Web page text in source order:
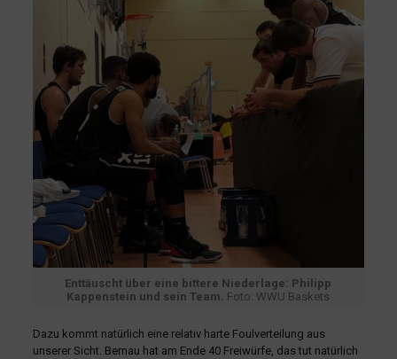
Enttäuscht über eine bittere Niederlage: Philipp
Kappenstein und sein Team. Foto: WWU Baskets
Dazu kommt natürlich eine relativ harte Foulverteilung aus
unserer Sicht. Bernau hat am Ende 40 Freiwürfe, das tut natürlich